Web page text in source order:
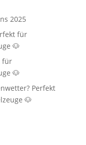
2025
für
🐶
für
🐶
Perfekt
🐶